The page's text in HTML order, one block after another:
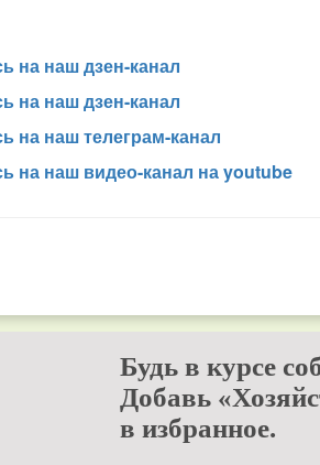
на наш дзен-канал
на наш дзен-канал
на наш телеграм-канал
на наш видео-канал на youtube
Будь в курсе
Добавь
в избранное.